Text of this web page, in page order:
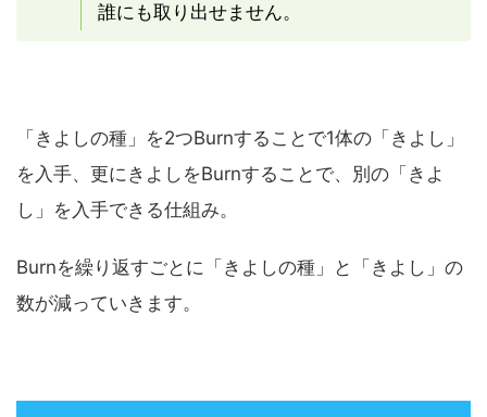
誰にも取り出せません。
「きよしの種」を2つBurnすることで1体の「きよし」
を入手、更にきよしをBurnすることで、別の「きよ
し」を入手できる仕組み。
Burnを繰り返すごとに「きよしの種」と「きよし」の
数が減っていきます。